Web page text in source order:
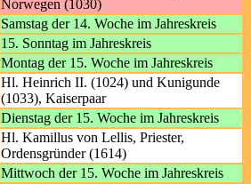
Norwegen (1030)
Samstag der 14. Woche im Jahreskreis
15. Sonntag im Jahreskreis
Montag der 15. Woche im Jahreskreis
Hl. Heinrich II. (1024) und Kunigunde
(1033), Kaiserpaar
Dienstag der 15. Woche im Jahreskreis
Hl. Kamillus von Lellis, Priester,
Ordensgründer (1614)
Mittwoch der 15. Woche im Jahreskreis